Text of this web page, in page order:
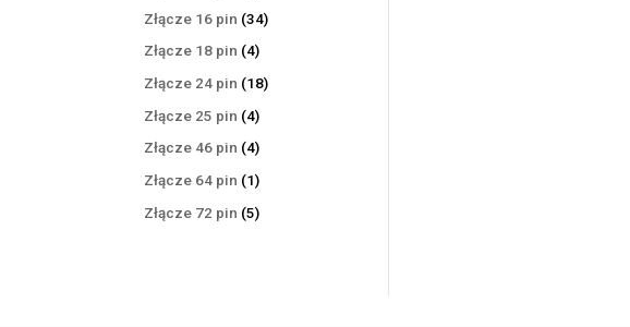
produkty
Złącze 16 pin 3434
Złącze 18 pin 44
produkty
Złącze 24 pin 1818
Złącze 25 pin 44
produkty
Złącze 46 pin 44
produkty
Złącze 64 pin 11
produkt
Złącze 72 pin 55